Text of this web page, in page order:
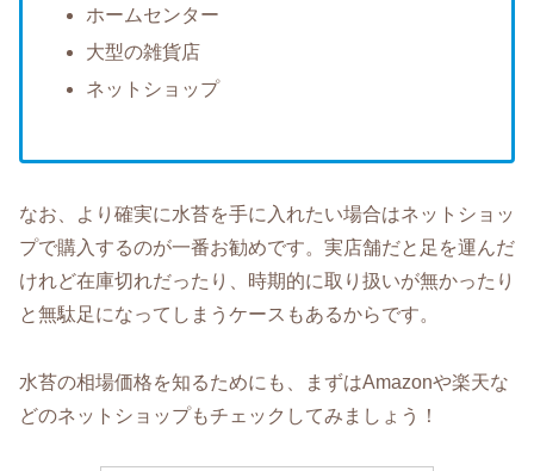
ホームセンター
大型の雑貨店
ネットショップ
なお、より確実に水苔を手に入れたい場合はネットショッ
プで購入するのが一番お勧めです。実店舗だと足を運んだ
けれど在庫切れだったり、時期的に取り扱いが無かったり
と無駄足になってしまうケースもあるからです。
水苔の相場価格を知るためにも、まずはAmazonや楽天な
どのネットショップもチェックしてみましょう！